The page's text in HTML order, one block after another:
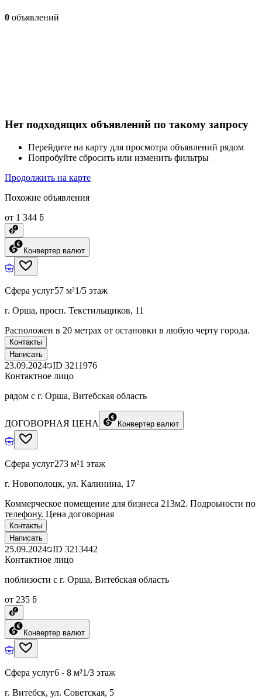
0 объявлений
Нет подходящих объявлений по такому запросу
Перейдите на карту для просмотра объявлений рядом
Попробуйте сбросить или изменить фильтры
Продолжить на карте
Похожие объявления
от 1 344 ƃ
Конвертер валют
Сфера услуг57 м²1/5 этаж
г. Орша, просп. Текстильщиков, 11
Расположен в 20 метрах от остановки в любую черту города.
Контакты
Написать
23.09.2024 ID 3211976
Контактное лицо
рядом с г. Орша, Витебская область
ДОГОВОРНАЯ ЦЕНА Конвертер валют
Сфера услуг273 м²1 этаж
г. Новополоцк, ул. Калинина, 17
Коммерческое помещение для бизнеса 213м2. Подроьности по
телефону. Цена договорная
Контакты
Написать
25.09.2024 ID 3213442
Контактное лицо
поблизости с г. Орша, Витебская область
от 235 ƃ
Конвертер валют
Сфера услуг6 - 8 м²1/3 этаж
г. Витебск, ул. Советская, 5